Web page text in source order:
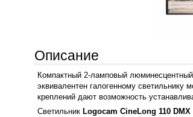
Описание
Компактный 2-ламповый
эквивалентен галогенному
креплений дают возможность
Светильник Logocam CineLong 110 DMX